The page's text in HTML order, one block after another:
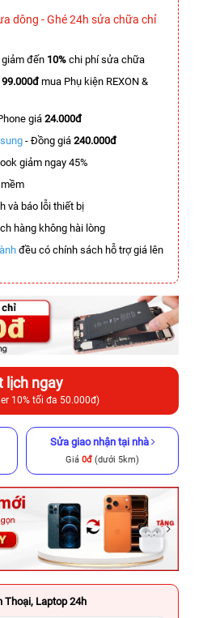
dông - Ghé 24h sửa chữa chỉ
giảm đến 10% chi phí sửa chữa
99.000đmua Phụ kiện REXON &
giá24.000đ
- Đồng giá 240.000đ
giảm ngay 45%
và báo lỗi thiết bị
hàng không hài lòng
đều có chính sách hỗ trợ giá lên
lịch ngay
10% tối đa 50.000đ)
Sửa giao nhận tại nhà
Giá 0đ (dưới 5km)
Thoại, Laptop 24h